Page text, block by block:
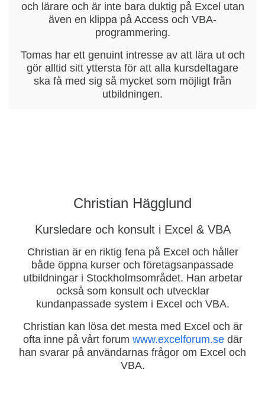
och lärare och är inte bara duktig på Excel utan
även en klippa på Access och VBA-
programmering.
Tomas har ett genuint intresse av att lära ut och
gör alltid sitt yttersta för att alla kursdeltagare
ska få med sig så mycket som möjligt från
utbildningen.
Christian Hägglund
Kursledare och konsult i Excel & VBA
Christian är en riktig fena på Excel och håller
både öppna kurser och företagsanpassade
utbildningar i Stockholmsområdet. Han arbetar
också som konsult och utvecklar
kundanpassade system i Excel och VBA.
Christian kan lösa det mesta med Excel och är
ofta inne på vårt forum www.excelforum.sedär
han svarar på användarnas frågor om Excel och
VBA.